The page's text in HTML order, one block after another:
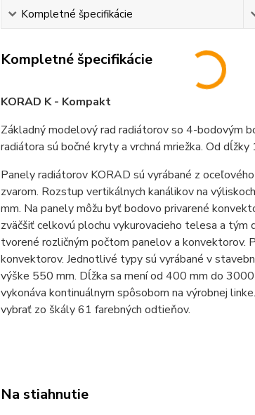
Kompletné špecifikácie
Kompletné špecifikácie
KORAD K - Kompakt
Základný modelový rad radiátorov so 4-bodovým
radiátora sú bočné kryty a vrchná mriežka. Od
Panely radiátorov KORAD sú vyrábané z
zvarom. Rozstup vertikálnych kanálikov na
mm. Na panely môžu byť bodovo privarené
zväčšiť celkovú plochu vykurovacieho telesa a
tvorené rozličným počtom panelov a konvektorov.
konvektorov. Jednotlivé typy sú vyrábané v
výške 550 mm. Dĺžka sa mení od 400 mm do
vykonáva kontinuálnym spôsobom na výrobnej
vybrať zo škály 61 farebných odtieňov.
Na stiahnutie